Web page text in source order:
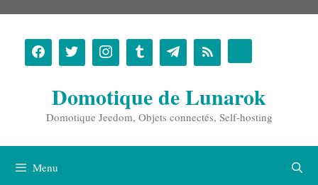
contenu
Domotique de Lunarok
Domotique Jeedom, Objets connectés, Self-hosting
Menu